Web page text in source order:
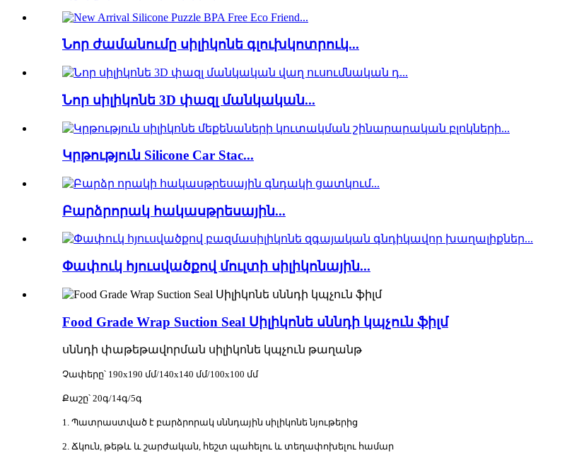
Նոր ժամանումը սիլիկոնե գլուխկոտրուկ...
Նոր սիլիկոնե 3D փազլ մանկական...
Կրթություն Silicone Car Stac...
Բարձրորակ հակասթրեսային...
Փափուկ հյուսվածքով մուլտի սիլիկոնային...
Food Grade Wrap Suction Seal Սիլիկոնե սննդի կպչուն ֆիլմ
սննդի փաթեթավորման սիլիկոնե կպչուն թաղանթ
Չափերը՝ 190x190 մմ/140x140 մմ/100x100 մմ
Քաշը՝ 20գ/14գ/5գ
1. Պատրաստված է բարձրորակ սննդային սիլիկոնե նյութերից
2. Ճկուն, թեթև և շարժական, հեշտ պահելու և տեղափոխելու համար